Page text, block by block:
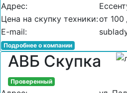
Адрес:
Цена на скупку техники:от
E-mail:
Подробнее о компании
АВБ Скупка
Проверенный